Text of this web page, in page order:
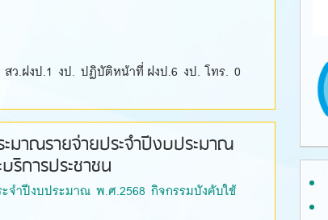
ฝงป.1 งป. ปฏิบัติหน้าที่ ฝงป.6 งป. โทร. 0
มาณรายจ่ายประจำปีงบประมาณ
การประชาชน
จำปีงบประมาณ พ.ศ.2568 กิจกรรมบังคับใช้